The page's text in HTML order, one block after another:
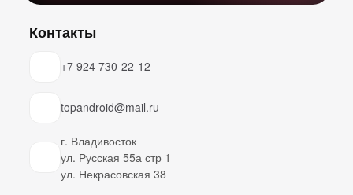
Контакты
+7 924 730-22-12
topandroid@mail.ru
г. Владивосток
ул. Русская 55а стр 1
ул. Некрасовская 38